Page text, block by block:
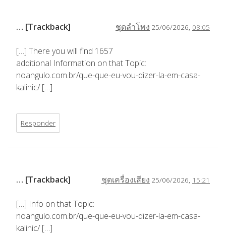
ชุดลำโพง 25/06/2026, 08:05
… [Trackback]
[…] There you will find 1657
additional Information on that Topic:
noangulo.com.br/que-que-eu-vou-dizer-la-em-casa-
kalinic/ […]
Responder
ชุดเครื่องเสียง 25/06/2026, 15:21
… [Trackback]
[…] Info on that Topic:
noangulo.com.br/que-que-eu-vou-dizer-la-em-casa-
kalinic/ […]